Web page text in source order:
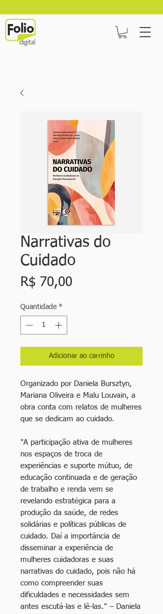
Narrativas do
Cuidado
R$ 70,00Preço
Quantidade *
Adicionar ao carrinho
Organizado por Daniela Bursztyn,
Mariana Oliveira e Malu Louvain, a
obra conta com relatos de mulheres
que se dedicam ao cuidado.
"A participação ativa de mulheres
nos espaços de troca de
experiências e suporte mútuo, de
educação continuada e de geração
de trabalho e renda vem se
revelando estratégica para a
produção da saúde, de redes
solidárias e políticas públicas de
cuidado. Daí a importância de
disseminar a experiência de
mulheres cuidadoras e suas
narrativas do cuidado, pois não há
como compreender suas
dificuldades e necessidades sem
antes escutá-las e lê-las." – Daniela